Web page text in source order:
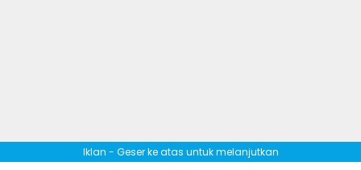
Iklan - Geser ke atas untuk melanjutkan